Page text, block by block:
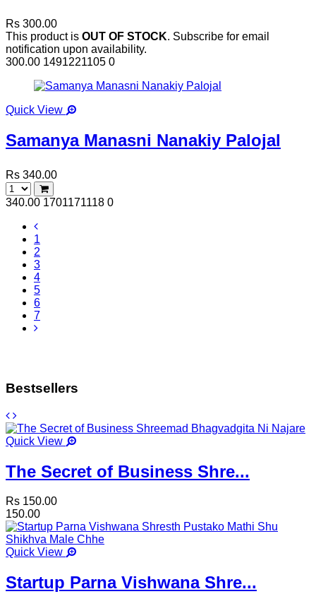
Rs 300.00
This product is OUT OF STOCK. Subscribe for email
notification upon availability.
300.00 1491221105 0
Quick View
Samanya Manasni Nanakiy Palojal
Rs 340.00
340.00 1701171118 0
1
2
3
4
5
6
7
Bestsellers
Quick View
The Secret of Business Shre...
Rs 150.00
150.00
Quick View
Startup Parna Vishwana Shre...